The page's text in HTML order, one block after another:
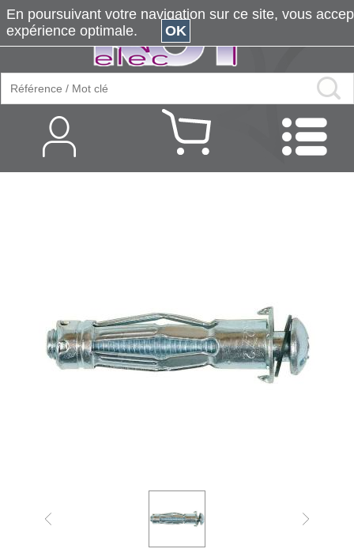
En poursuivant votre navigation sur ce site, vous
expérience optimale.
OK